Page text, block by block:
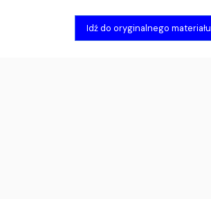
Idź do oryginalnego materiału